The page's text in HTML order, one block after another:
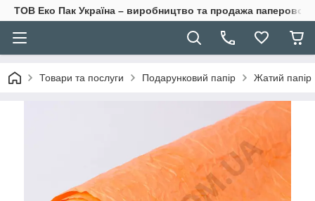
ТОВ Еко Пак Україна – виробництво та продажа паперової
Товари та послуги Подарунковий папір Жатий папір